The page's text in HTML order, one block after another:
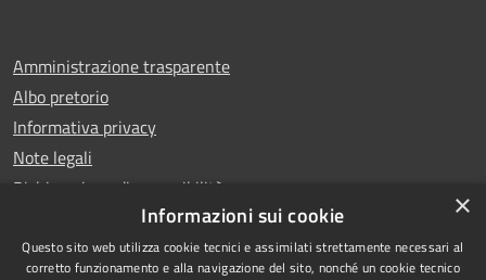
Amministrazione trasparente
Albo pretorio
Informativa privacy
Note legali
Dichiarazione di accessibilità
×
Informazioni sui cookie
Questo sito web utilizza cookie tecnici e assimilati strettamente necessari al
corretto funzionamento e alla navigazione del sito, nonché un cookie tecnico